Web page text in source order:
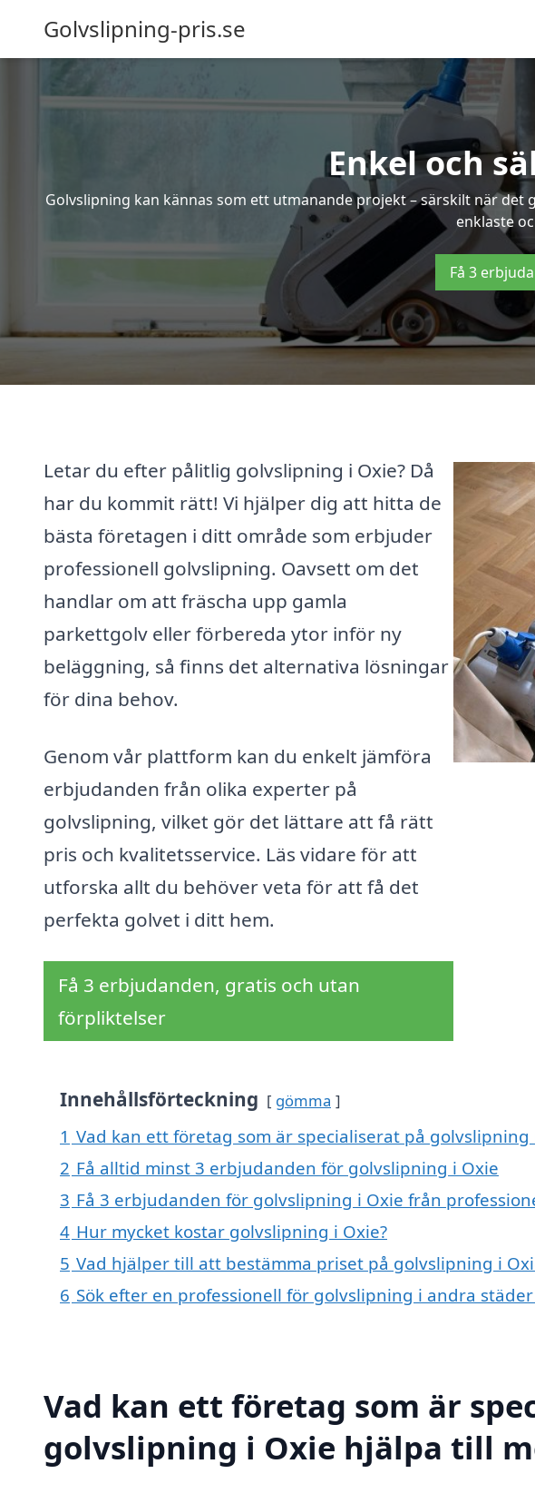
Golvslipning-pris.se
Enkel och
Golvslipning kan kännas som ett utmanande projekt – särskilt när
enklaste
Få 3
Letar du efter pålitlig golvslipning i Oxie? Då
har du kommit rätt! Vi hjälper dig att hitta de
bästa företagen i ditt område som erbjuder
professionell golvslipning. Oavsett om det
handlar om att fräscha upp gamla
parkettgolv eller förbereda ytor inför ny
beläggning, så finns det alternativa lösningar
för dina behov.
Genom vår plattform kan du enkelt jämföra
erbjudanden från olika experter på
golvslipning, vilket gör det lättare att få rätt
pris och kvalitetsservice. Läs vidare för att
utforska allt du behöver veta för att få det
perfekta golvet i ditt hem.
Få 3 erbjudanden, gratis och utan
förpliktelser
Innehållsförteckning gömma
1 Vad kan ett företag som är specialiserat på
2 Få alltid minst 3 erbjudanden för golvslipning i Oxie
3 Få 3 erbjudanden för golvslipning i Oxie från
4 Hur mycket kostar golvslipning i Oxie?
5 Vad hjälper till att bestämma priset på golvslipning i
6 Sök efter en professionell för golvslipning i andra
Vad kan ett företag som är
golvslipning i Oxie hjälpa till